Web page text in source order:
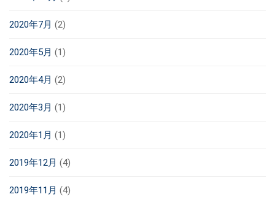
2020年7月 (2)
2020年5月 (1)
2020年4月 (2)
2020年3月 (1)
2020年1月 (1)
2019年12月 (4)
2019年11月 (4)